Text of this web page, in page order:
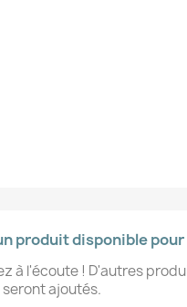
produit disponible
à l'écoute ! D'autres
ajoutés.